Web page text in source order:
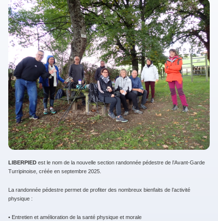
LIBERPIED est le nom de la nouvelle section randonnée pédestre de l’Avant-Garde
Turripinoise, créée en septembre 2025.
La randonnée pédestre permet de profiter des nombreux bienfaits de l’activité
physique :
• Entretien et amélioration de la santé physique et morale